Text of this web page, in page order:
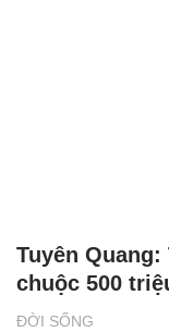
ĐỜI SỐNG
Tuyên
chuộc 500